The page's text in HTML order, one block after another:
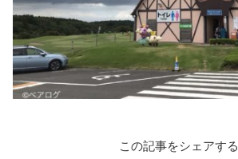
この記事をシェアする